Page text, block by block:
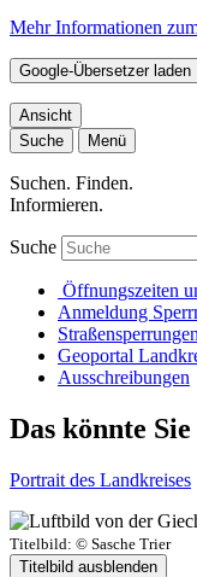
Mehr Informationen
Google-Übersetzer laden
Ansicht
Suche
Menü
Suchen. Finden.
Informieren.
Suche
Öffnungszeiten
Anmeldung
Straßensperrungen
Geoportal
Ausschreibungen
Das könnte
Portrait des Landkreises
Titelbild: © Sasche Trier
Titelbild ausblenden